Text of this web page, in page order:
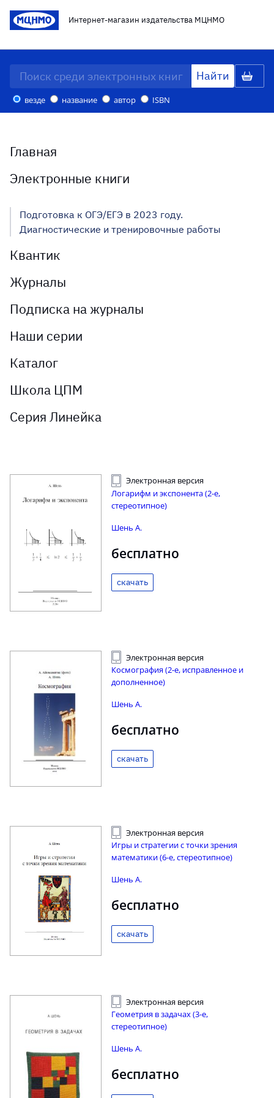
Интернет-магазин издательства МЦНМО
везде название автор ISBN
Главная
Электронные книги
Подготовка к ОГЭ/ЕГЭ в 2023 году.
Диагностические и тренировочные работы
Квантик
Журналы
Подписка на журналы
Наши серии
Каталог
Школа ЦПМ
Серия Линейка
Электронная версия
Логарифм и экспонента (2-е,
стереотипное)
Шень А.
бесплатно
скачать
Электронная версия
Космография (2-е, исправленное и
дополненное)
Шень А.
бесплатно
скачать
Электронная версия
Игры и стратегии с точки зрения
математики (6-е, стереотипное)
Шень А.
бесплатно
скачать
Электронная версия
Геометрия в задачах (3-е,
стереотипное)
Шень А.
бесплатно